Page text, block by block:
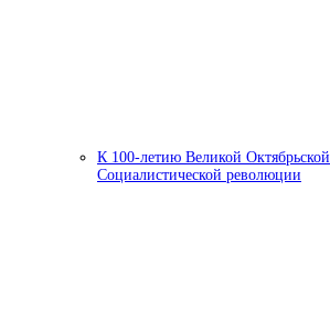
К 100-летию Великой Октябрьской
Социалистической революции